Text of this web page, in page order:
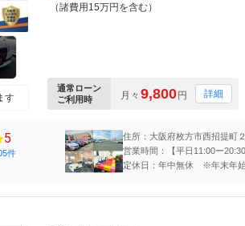
す
（諸費用15万円を含む）
通常ローン
ご利用時
月々 9,800円 詳細
5
件
住所：大阪府枚方市西招提町
営業時間：【平日11:00ー
11:00ー17:00】
定休日：年中無休 ※年末年